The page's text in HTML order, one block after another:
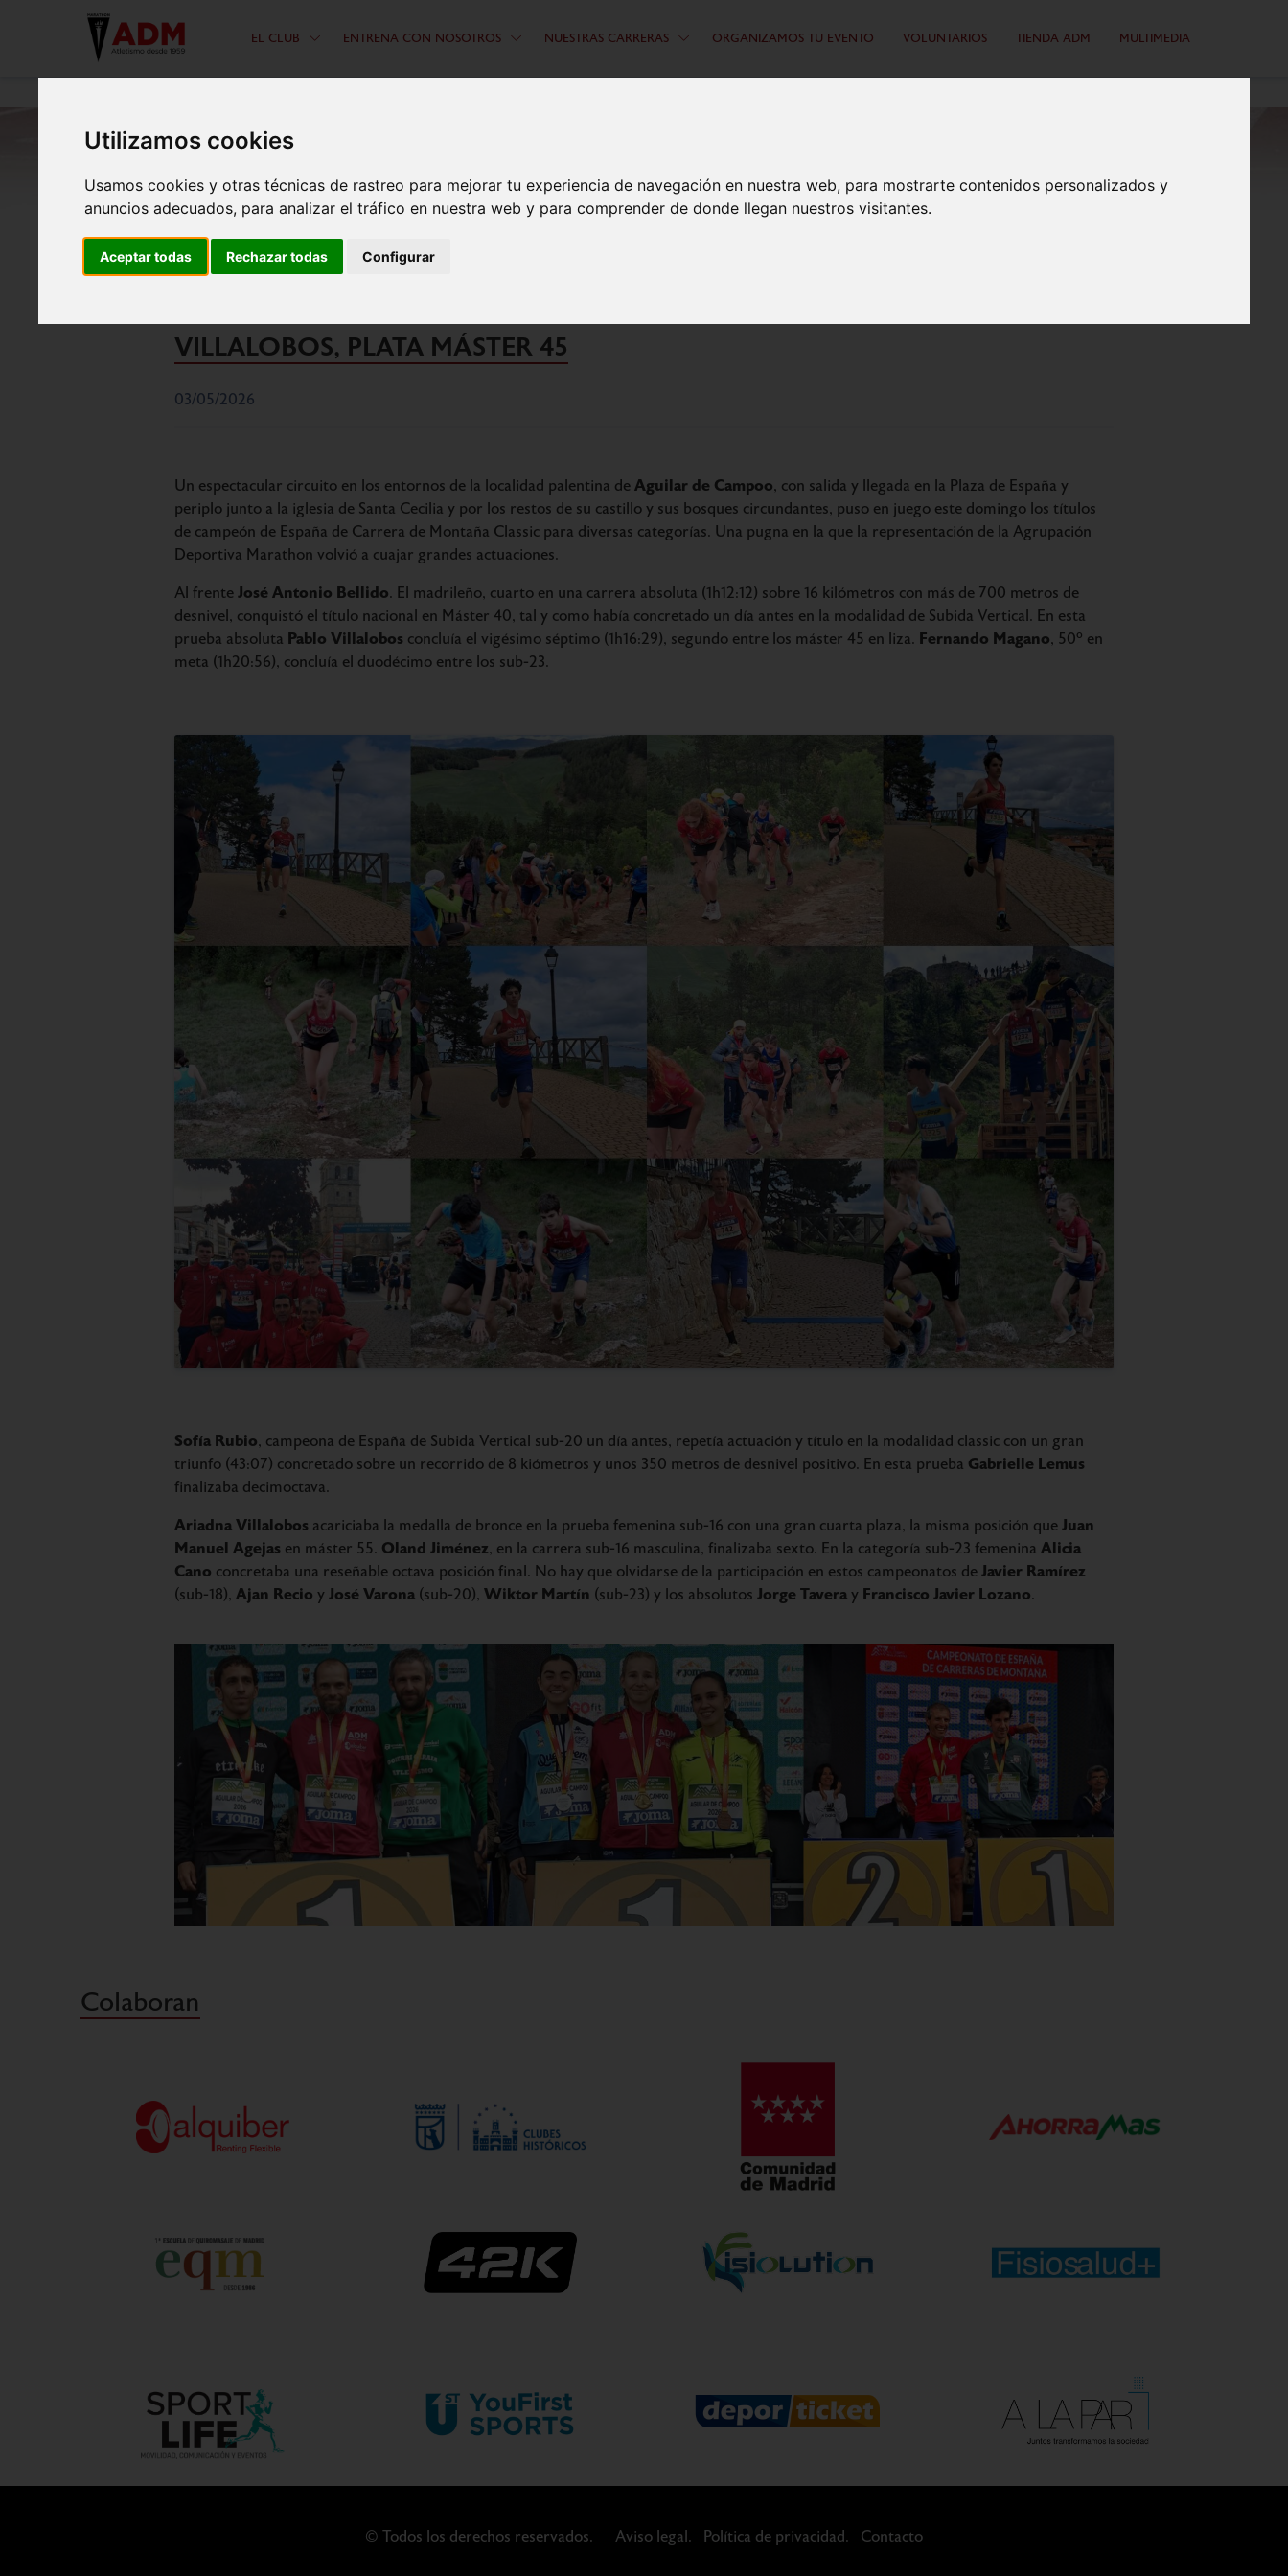
Utilizamos cookies
Usamos cookies y otras técnicas de rastreo para mejorar tu experiencia de navegación en nuestra web, para mostrarte contenidos personalizados y
anuncios adecuados, para analizar el tráfico en nuestra web y para comprender de donde llegan nuestros visitantes.
Aceptar todas Rechazar todas Configurar
EL CLUB ENTRENA CON NOSOTROS NUESTRAS CARRERAS ORGANIZAMOS TU EVENTO VOLUNTARIOS TIENDA ADM MULTIMEDIA
JOSÉ ANTONIO BELLIDO Y SOFÍA RUBIO, CAMPEONES DE ESPAÑA DE
VILLALOBOS, PLATA MÁSTER 45
03/05/2026
Un espectacular circuito en los entornos de la localidad palentina de Aguilar de Campoo, con salida y llegada en la Plaza de España y
periplo junto a la iglesia de Santa Cecilia y por los restos de su castillo y sus bosques circundantes, puso en juego este domingo los títulos
de campeón de España de Carrera de Montaña Classic para diversas categorías. Una pugna en la que la representación de la Agrupación
Deportiva Marathon volvió a cuajar grandes actuaciones.
Al frente José Antonio Bellido. El madrileño, cuarto en una carrera absoluta (1h12:12) sobre 16 kilómetros con más de 700 metros de
desnivel, conquistó el título nacional en Máster 40, tal y como había concretado un día antes en la modalidad de Subida Vertical. En esta
prueba absoluta Pablo Villalobos concluía el vigésimo séptimo (1h16:29), segundo entre los máster 45 en liza. Fernando Magano, 50º en
meta (1h20:56), concluía el duodécimo entre los sub-23.
Sofía Rubio, campeona de España de Subida Vertical sub-20 un día antes, repetía actuación y título en la modalidad classic con un gran
triunfo (43:07) concretado sobre un recorrido de 8 kiómetros y unos 350 metros de desnivel positivo. En esta prueba Gabrielle Lemus
finalizaba decimoctava.
Ariadna Villalobos acariciaba la medalla de bronce en la prueba femenina sub-16 con una gran cuarta plaza, la misma posición que Juan
Manuel Agejas en máster 55. Oland Jiménez, en la carrera sub-16 masculina, finalizaba sexto. En la categoría sub-23 femenina Alicia
Cano concretaba una reseñable octava posición final. No hay que olvidarse de la participación en estos campeonatos de Javier Ramírez
(sub-18), Ajan Recio y José Varona (sub-20), Wiktor Martín (sub-23) y los absolutos Jorge Tavera y Francisco Javier Lozano.
Colaboran
© Todos los derechos reservados. Aviso legal. Política de privacidad. Contacto